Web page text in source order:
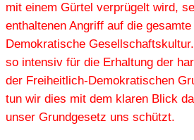
mit einem Gürtel verprügelt wird,
enthaltenen Angriff auf die
Demokratische
so intensiv für die Erhaltung der
der Freiheitlich-Demokratischen
tun wir dies mit dem klaren Blick
unser Grundgesetz uns schützt.